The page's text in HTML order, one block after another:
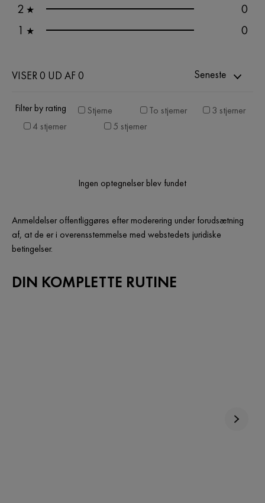
2 ★
0
1 ★ 0
VISER 0 UD AF 0 Seneste
Filter by rating Stjerne To stjerner
3 stjerner
4 stjerner
5 stjerner
Ingen optegnelser blev fundet
Anmeldelser offentliggøres efter moderering under forudsætning
af, at de er i overensstemmelse med webstedets juridiske
betingelser.
DIN KOMPLETTE RUTINE